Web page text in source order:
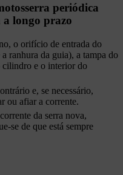
periódica
a longo prazo
o orifício de entrada do
ranhura da guia), a tampa do
cilindro e o interior do
e, se necessário,
ou afiar a corrente.
da serra nova,
se de que está sempre